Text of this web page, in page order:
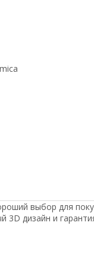
выбор для
3D дизайн и